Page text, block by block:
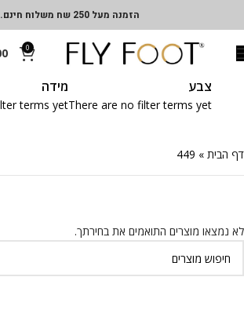
הזמנה מעל 250 שח משלוח חינם.
0
צבע
There are no filter terms yet
מידה
terms yet
דף הבית »
449
לא נמצאו מוצרים התואמים את בחירתך.